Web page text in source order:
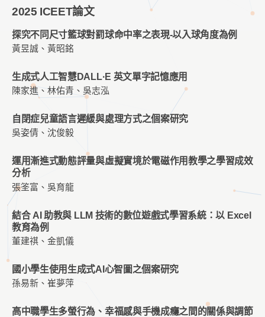
2025 ICEET論文
探究不同尺寸籃球對罰球命中率之表現-以入球角度為例
黃昱誠、黃昭銘
生成式人工智慧DALL·E 英文單字記憶應用
陳家進、林佑青、吳志泓
自閉症兒童語言遲緩與處理方式之個案研究
吳姿倩、沈俊毅
運用漸進式動態評量與虛擬實境於電磁作用教學之學習成效
分析
張筌富、吳育龍
結合 AI 助教與 LLM 技術的數位遊戲式學習系統：以 Excel
教育為例
董建祺、金凱儀
國小學生使用生成式AI心智圖之個案研究
孫易新、崔夢萍
高中職學生多螢行為、幸福感與手機成癮之間的關係與調節